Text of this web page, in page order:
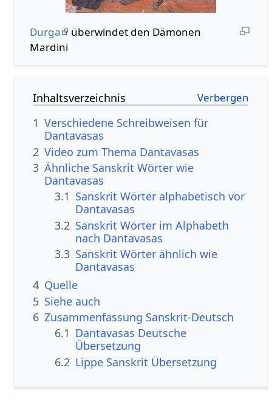
Durga
überwindet den Dämonen
Mardini
Inhaltsverzeichnis
1 Verschiedene Schreibweisen für
Dantavasas
2 Video zum Thema Dantavasas
3 Ähnliche Sanskrit Wörter wie
Dantavasas
3.1 Sanskrit Wörter alphabetisch vor
Dantavasas
3.2 Sanskrit Wörter im Alphabeth
nach Dantavasas
3.3 Sanskrit Wörter ähnlich wie
Dantavasas
4 Quelle
5 Siehe auch
6 Zusammenfassung Sanskrit-Deutsch
6.1 Dantavasas Deutsche
Übersetzung
6.2 Lippe Sanskrit Übersetzung